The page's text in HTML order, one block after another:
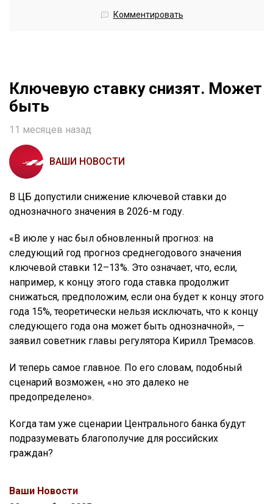
Комментировать
Ключевую ставку снизят. Может
быть
11 месяцев назад
ВАШИ НОВОСТИ
В ЦБ допустили снижение ключевой ставки до
однозначного значения в 2026-м году.
«В июле у нас был обновленный прогноз: на
следующий год прогноз среднегодового значения
ключевой ставки 12–13%. Это означает, что, если,
например, к концу этого года ставка продолжит
снижаться, предположим, если она будет к концу этого
года 15%, теоретически нельзя исключать, что к концу
следующего года она может быть однозначной», —
заявил советник главы регулятора Кирилл Тремасов.
И теперь самое главное. По его словам, подобный
сценарий возможен, «но это далеко не
предопределено».
Когда там уже сценарии Центрального банка будут
подразумевать благополучие для российских
граждан?
Ваши Новости